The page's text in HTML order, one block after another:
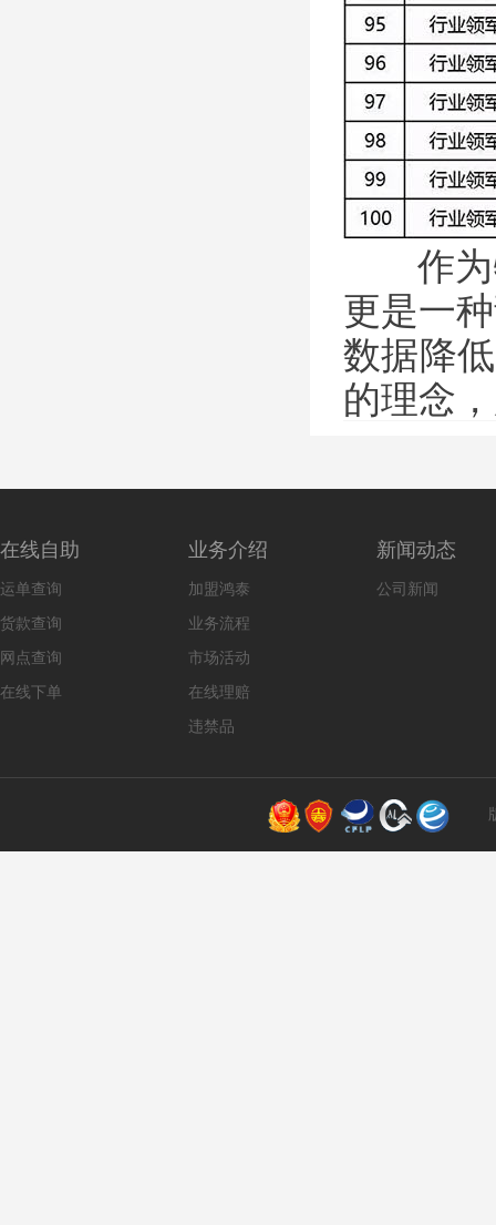
作为
更是一
数据降
的理念
在线自助
运单查询
货款查询
网点查询
在线下单
业务介绍
加盟鸿泰
业务流程
市场活动
在线理赔
违禁品
新闻动态
公司新闻